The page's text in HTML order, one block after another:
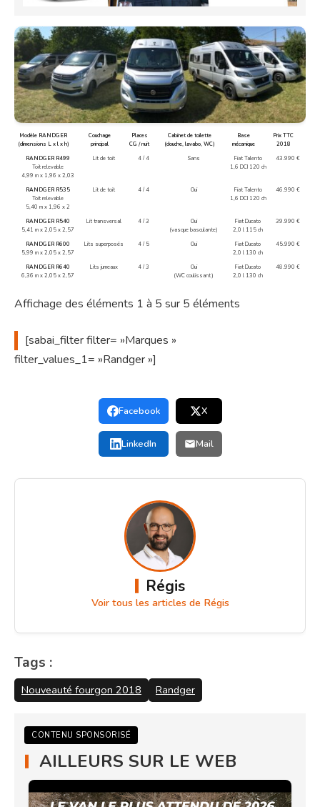
Modèle RANDGER
(dimensions L x l x h)
Couchage
principal
Places
CG / nuit
Cabinet de toilette
(douche, lavabo, WC)
Base
mécanique
Prix TTC
2018
RANDGER R499
Toit relevable
4,99 m x 1,96 x 2,03
Lit de toit 4 / 4 Sans
Fiat Talento
1,6 DCI 120 ch
43.990 €
RANDGER R535
Toit relevable
5,40 m x 1,96 x 2
Lit de toit 4 / 4 Oui
Fiat Talento
1,6 DCI 120 ch
46.990 €
RANDGER R540
5,41 m x 2,05 x 2,57
Lit transversal 4 / 3
Oui
(vasque basculante)
Fiat Ducato
2,0 l 115 ch
39.990 €
RANDGER R600
5,99 m x 2,05 x 2,57
Lits superposés 4 / 5 Oui
Fiat Ducato
2,0 l 130 ch
45.990 €
RANDGER R640
6,36 m x 2,05 x 2,57
Lits jumeaux 4 / 3
Oui
(WC coulissant)
Fiat Ducato
2,0 l 130 ch
48.990 €
Affichage des éléments 1 à 5 sur 5 éléments
[sabai_filterfilter= »Marques »
filter_values_1= »Randger »]
Facebook X
LinkedIn Mail
Régis
Voir tous les articles de Régis
Tags :
Nouveauté fourgon 2018 Randger
CONTENU SPONSORISÉ
AILLEURS SUR LE WEB